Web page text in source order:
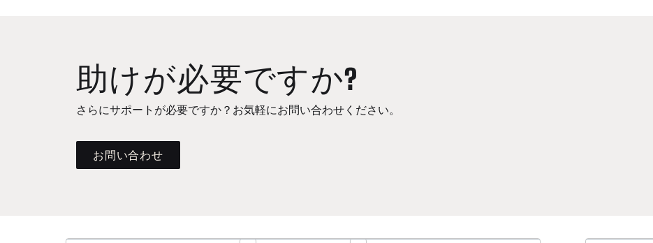
助けが必要ですか?
さらにサポートが必要ですか？お気軽にお問い合わせください。
お問い合わせ